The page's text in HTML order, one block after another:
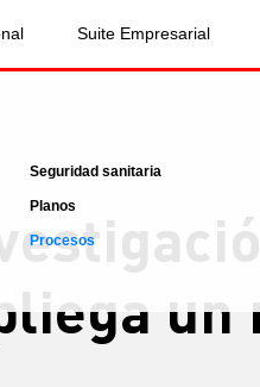
Suite Empresarial
Seguridad sanitaria
Planos
Procesos
un